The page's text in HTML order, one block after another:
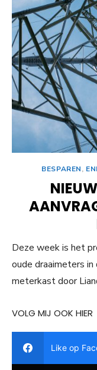
BESPAREN,
Deze week is het
oude draaimeters
meterkast door
VOLG MIJ OOK HIER
Like op